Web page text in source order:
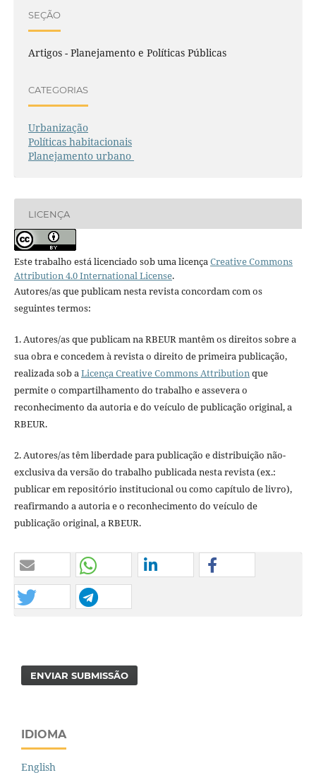
SEÇÃO
Artigos - Planejamento e Políticas Públicas
CATEGORIAS
Urbanização
Políticas habitacionais
Planejamento urbano
LICENÇA
Este trabalho está licenciado sob uma licençaCreative Commons
Attribution 4.0 International License.
Autores/as que publicam nesta revista concordam com os
seguintes termos:
1. Autores/as que publicam na RBEUR mantêm os direitos sobre a
sua obra e concedem à revista o direito de primeira publicação,
realizada sob aLicença Creative Commons Attributionque
permite o compartilhamento do trabalho e assevera o
reconhecimento da autoria e do veículo de publicação original, a
RBEUR.
2. Autores/as têm liberdade para publicação e distribuição não-
exclusiva da versão do trabalho publicada nesta revista (ex.:
publicar em repositório institucional ou como capítulo de livro),
reafirmando a autoria e o reconhecimento do veículo de
publicação original, a RBEUR.
ENVIAR SUBMISSÃO
IDIOMA
English